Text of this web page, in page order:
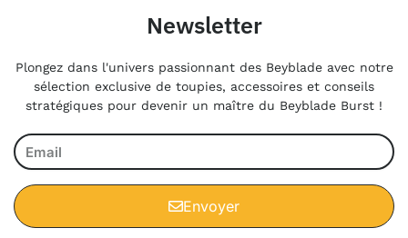
Newsletter
Plongez dans l'univers passionnant des Beyblade avec notre
sélection exclusive de toupies, accessoires et conseils
stratégiques pour devenir un maître du Beyblade Burst !
Envoyer